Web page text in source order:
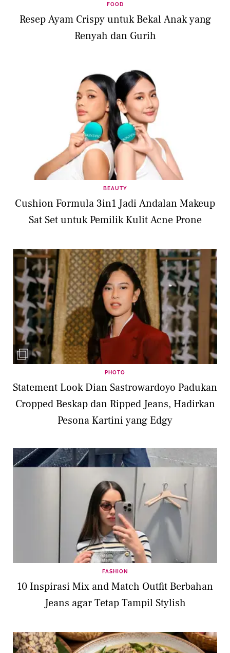
FOOD
Resep Ayam Crispy untuk Bekal Anak yang
Renyah dan Gurih
BEAUTY
Cushion Formula 3in1 Jadi Andalan Makeup
Sat Set untuk Pemilik Kulit Acne Prone
PHOTO
Statement Look Dian Sastrowardoyo Padukan
Cropped Beskap dan Ripped Jeans, Hadirkan
Pesona Kartini yang Edgy
FASHION
10 Inspirasi Mix and Match Outfit Berbahan
Jeans agar Tetap Tampil Stylish